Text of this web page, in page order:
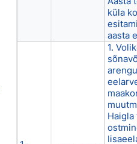
küla
aasta
1.